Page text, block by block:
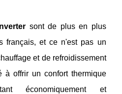
sont de plus en plus
français, et ce n'est pas un
et de refroidissement
à offrir un confort thermique
économiquement et